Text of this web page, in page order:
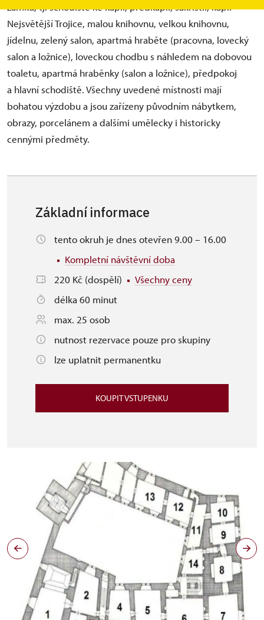
zámku, tj. schodiště ke kapli, předkaplí, sakristii, kapli
Nejsvětější Trojice, malou knihovnu, velkou knihovnu,
jídelnu, zelený salon, apartmá hraběte (pracovna, lovecký
salon a ložnice), loveckou chodbu s náhledem na dobovou
toaletu, apartmá hraběnky (salon a ložnice), předpokoj
a hlavní schodiště. Všechny uvedené místnosti mají
bohatou výzdobu a jsou zařízeny původním nábytkem,
obrazy, porcelánem a dalšími umělecky i historicky
cennými předměty.
Základní informace
tento okruh je dnes otevřen 9.00 – 16.00
Kompletní návštěvní doba
220 Kč (dospělí)
Všechny ceny
délka 60 minut
max. 25 osob
nutnost rezervace pouze pro skupiny
lze uplatnit permanentku
KOUPIT VSTUPENKU